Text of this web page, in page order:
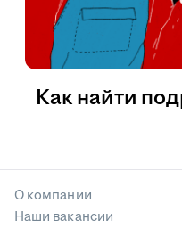
Как найти
О компании
Наши вакансии